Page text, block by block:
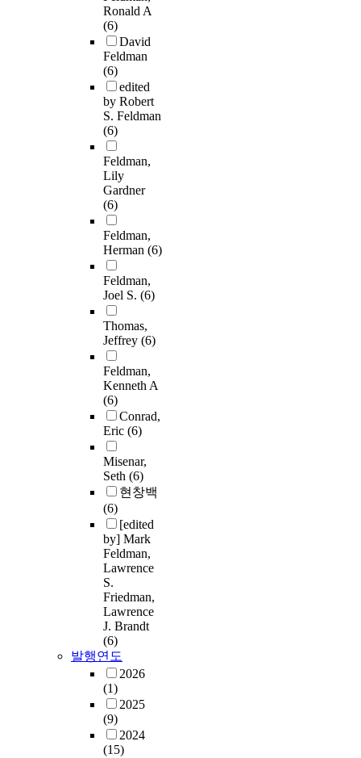
Ronald A
(6)
David
Feldman
(6)
edited
by Robert
S. Feldman
(6)
Feldman,
Lily
Gardner
(6)
Feldman,
Herman (6)
Feldman,
Joel S. (6)
Thomas,
Jeffrey (6)
Feldman,
Kenneth A
(6)
Conrad,
Eric (6)
Misenar,
Seth (6)
현창백
(6)
[edited
by] Mark
Feldman,
Lawrence
S.
Friedman,
Lawrence
J. Brandt
(6)
발행연도
2026
(1)
2025
(9)
2024
(15)